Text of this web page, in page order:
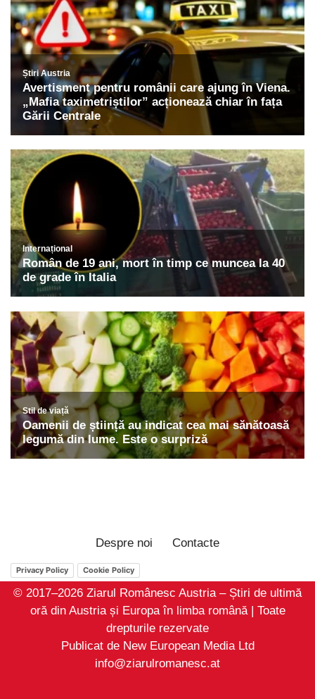
Despre noi Contacte
Privacy Policy Cookie Policy
© 2017–2026 Ziarul Românesc Austria – Știri de ultimă
oră din Austria și Europa în limba română | Toate
drepturile rezervate
Publicat de New European Media Ltd
info@ziarulromanesc.at